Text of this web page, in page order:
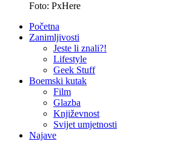
Foto: PxHere
Početna
Zanimljivosti
Jeste li znali?!
Lifestyle
Geek Stuff
Boemski kutak
Film
Glazba
Književnost
Svijet umjetnosti
Najave